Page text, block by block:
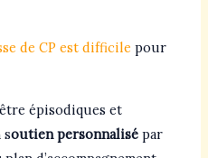
de CP est difficile pour
épisodiques et
soutien personnalisépar